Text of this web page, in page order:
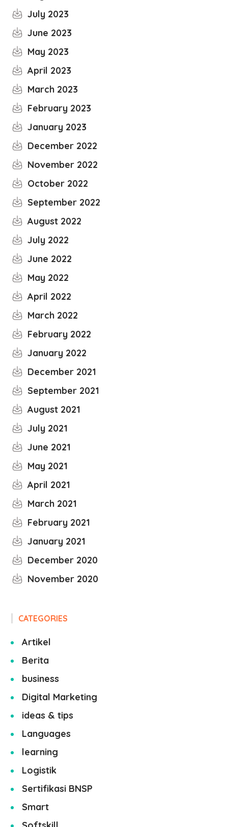
July 2023
June 2023
May 2023
April 2023
March 2023
February 2023
January 2023
December 2022
November 2022
October 2022
September 2022
August 2022
July 2022
June 2022
May 2022
April 2022
March 2022
February 2022
January 2022
December 2021
September 2021
August 2021
July 2021
June 2021
May 2021
April 2021
March 2021
February 2021
January 2021
December 2020
November 2020
CATEGORIES
Artikel
Berita
business
Digital Marketing
ideas & tips
Languages
learning
Logistik
Sertifikasi BNSP
Smart